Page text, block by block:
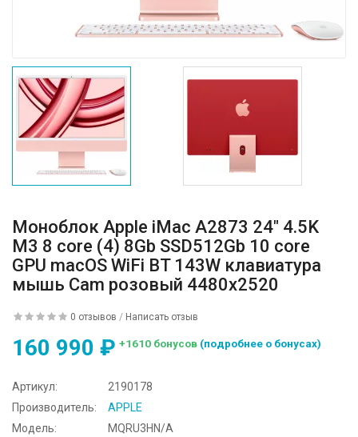
Моноблок Apple iMac A2873 24" 4.5K
M3 8 core (4) 8Gb SSD512Gb 10 core
GPU macOS WiFi BT 143W клавиатура
мышь Cam розовый 4480x2520
0 отзывов / Написать отзыв
160 990 ₽ +1610 бонусов (подробнее о бонусах)
Артикул:
2190178
Производитель:
APPLE
Модель:
MQRU3HN/A